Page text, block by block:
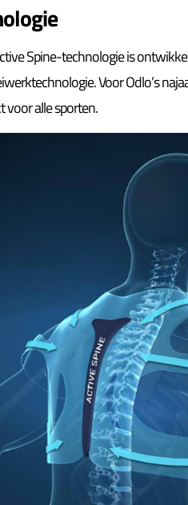
Spine-technologie is
Voor Odlo’s
voor alle sporten.